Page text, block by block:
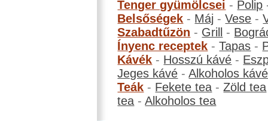
Tenger gyümölcsei - Polip
Belsőségek - Máj -Vese -
Szabadtűzön - Grill -
Ínyenc receptek -Tapas -
Kávék - Hosszú kávé -
Jeges kávé -Alkoholos kávé
Teák - Fekete tea -Zöld tea
tea -Alkoholos tea